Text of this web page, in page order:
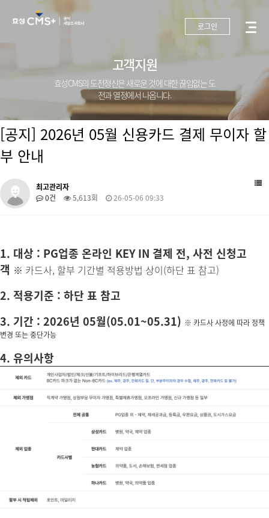
로그인
고객지원
효성CMS의 도전정신은 새로운 것에 대한 끊임없는 도
전과 열정에서 나옵니다.
[공지] 2026년 05월 신용카드 결제 무이자 할
부 안내
최고관리자
0건
5,613회 26-05-06 09:33
1. 대상 : PG업종 온라인 KEY IN 결제 전, 사전 신청고
객 ※ 카드사, 할부 기간별 적용방법 상이(하단 표 참고)
2. 적용기준 : 하단 표 참고
3. 기간 : 2026년 05월(05.01~05.31) ※ 카드사 사정에 따라 정책
변경 또는 중단가능
4. 유의사항